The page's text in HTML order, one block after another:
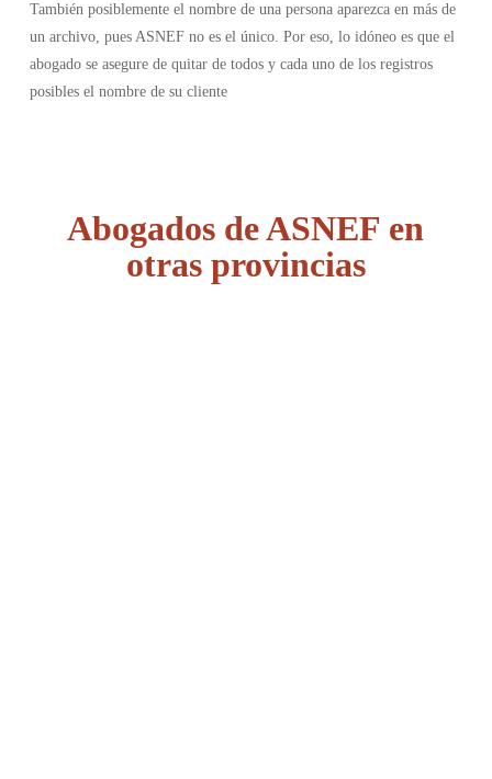
También posiblemente el nombre de una persona aparezca en más de
un archivo, pues ASNEF no es el único. Por eso, lo idóneo es que el
abogado se asegure de quitar de todos y cada uno de los registros
posibles el nombre de su cliente
Abogados de ASNEF en
otras provincias